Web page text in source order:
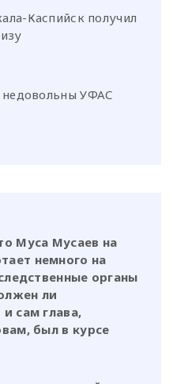
Каспийск получил
недовольны УФАС
Муса Мусаев на
немного на
органы
ли
и сам глава,
был в курсе